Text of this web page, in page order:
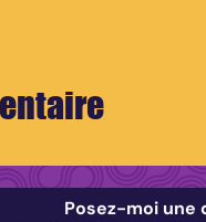
Posez-moi une